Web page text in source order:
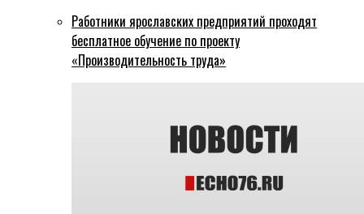
Работники ярославских предприятий проходят
бесплатное обучение по проекту
«Производительность труда»